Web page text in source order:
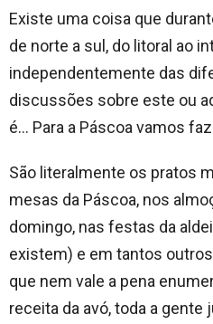
Existe uma coisa que
de norte a sul, do litoral ao
independentemente das
discussões sobre este ou
é… Para a Páscoa vamos
São literalmente os pratos
mesas da Páscoa, nos
domingo, nas festas da
existem) e em tantos
que nem vale a pena
receita da avó, toda a gente